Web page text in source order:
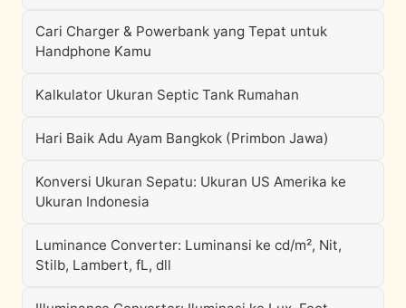
Cari Charger & Powerbank yang Tepat untuk
Handphone Kamu
Kalkulator Ukuran Septic Tank Rumahan
Hari Baik Adu Ayam Bangkok (Primbon Jawa)
Konversi Ukuran Sepatu: Ukuran US Amerika ke
Ukuran Indonesia
Luminance Converter: Luminansi ke cd/m², Nit,
Stilb, Lambert, fL, dll